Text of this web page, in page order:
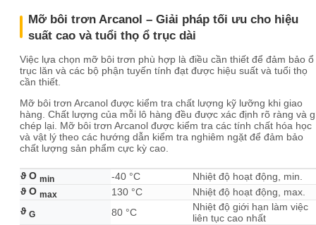
Mỡ bôi trơn Arcanol – Giải pháp tối ưu cho hiệu
suất cao và tuổi thọ ổ trục dài
Việc lựa chọn mỡ bôi trơn phù hợp là điều cần thiết để đảm bảo ổ
trục lăn và các bộ phận tuyến tính đạt được hiệu suất và tuổi thọ
cần thiết.
Mỡ bôi trơn Arcanol được kiểm tra chất lượng kỹ lưỡng khi giao
hàng. Chất lượng của mỗi lô hàng đều được xác định rõ ràng và
chép lại. Mỡ bôi trơn Arcanol được kiểm tra các tính chất hóa học
và vật lý theo các hướng dẫn kiểm tra nghiêm ngặt để đảm bảo
chất lượng sản phẩm cực kỳ cao.
ϑ O min -40 °C
Nhiệt độ hoạt động, min.
ϑ O max 130 °C
Nhiệt độ hoạt động, max.
ϑ G 80 °C
Nhiệt độ giới hạn làm việc
liên tục cao nhất